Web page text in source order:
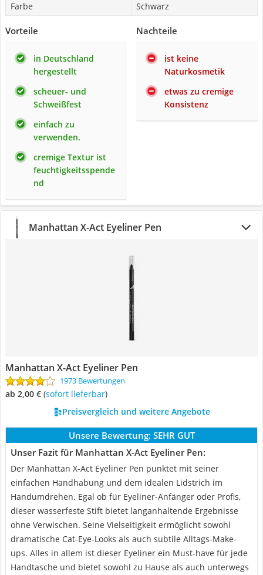
Farbe
Schwarz
Vorteile
in Deutschland
hergestellt
scheuer- und
Schweißfest
einfach zu
verwenden.
cremige Textur ist
feuchtigkeitsspende
nd
Nachteile
ist keine
Naturkosmetik
etwas zu cremige
Konsistenz
Manhattan X-Act Eyeliner Pen
Manhattan X-Act Eyeliner Pen
1973 Bewertungen
ab 2,00 € ( Sofort lieferbar)
Preisvergleich und weitere Angebote
Unsere Bewertung: SEHR GUT
Unser Fazit für Manhattan X-Act Eyeliner Pen:
Der Manhattan X-Act Eyeliner Pen punktet mit seiner
einfachen Handhabung und dem idealen Lidstrich im
Handumdrehen. Egal ob für Eyeliner-Anfänger oder Profis,
dieser wasserfeste Stift bietet langanhaltende Ergebnisse
ohne Verwischen. Seine Vielseitigkeit ermöglicht sowohl
dramatische Cat-Eye-Looks als auch subtile Alltags-Make-
ups. Alles in allem ist dieser Eyeliner ein Must-have für jede
Handtasche und bietet sowohl zu Hause als auch unterwegs